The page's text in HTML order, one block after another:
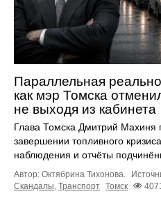
Параллельная
как мэр Томска
не выходя из кабинета
Глава Томска Дмитрий Махиня
завершении топливного
наблюдения и отчёты
Автор: Октябрина Тихонова.
Скандалы Транспорт Томск 4071